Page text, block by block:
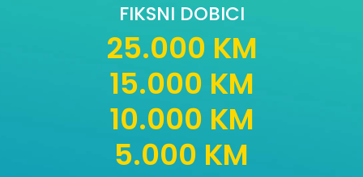
FIKSNI DOBICI
25.000 KM
15.000 KM
10.000 KM
5.000 KM